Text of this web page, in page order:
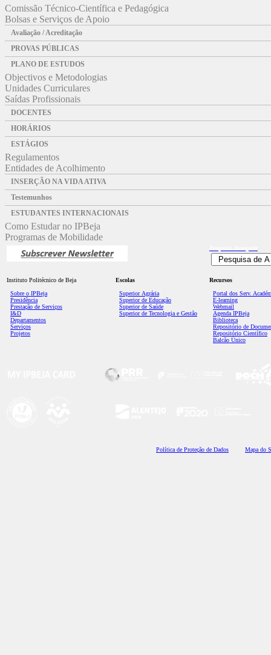
Comissão Técnico-Científica e Pedagógica
Bolsas e Serviços de Apoio
Avaliação / Acreditação
PROVAS PÚBLICAS
PLANO DE ESTUDOS
Objectivos e Metodologias
Unidades Curriculares
Saídas Profissionais
DOCENTES
HORÁRIOS
ESTÁGIOS
Regulamentos
Entidades de Acolhimento
INSERÇÃO NA VIDA ATIVA
Testemunhos
ESTUDANTES INTERNACIONAIS
Como Estudar no IPBeja
Programas de Mobilidade
Instituto Politécnico de Beja
Sobre o IPBeja
Presidência
Prestação de Serviços
I&D
Departamentos
Serviços
Projetos
Escolas
Superior Agrária
Superior de Educação
Superior de Saúde
Superior de Tecnologia e Gestão
Recursos
Portal dos Serv.
E-learning
Webmail
Agenda IPBeja
Biblioteca
Repositório de
Repositório Científico
Balcão Único
Política de Proteção de Dados Mapa do